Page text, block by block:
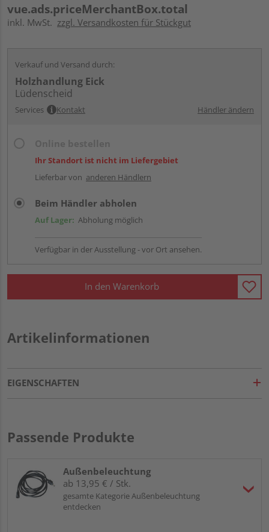
vue.ads.priceMerchantBox.total
inkl. MwSt. zzgl. Versandkosten für Stückgut
Verkauf und Versand durch:
Holzhandlung Eick
Lüdenscheid
Services Kontakt Händler ändern
Ihr Standort ist nicht im Liefergebiet
Lieferbar von anderen Händlern
Beim Händler abholen
Auf Lager: Abholung möglich
Verfügbar in der Ausstellung - vor Ort ansehen.
In den Warenkorb
Artikelinformationen
EIGENSCHAFTEN
Passende Produkte
Außenbeleuchtung
ab 13,95 € / Stk.
gesamte Kategorie Außenbeleuchtung
entdecken